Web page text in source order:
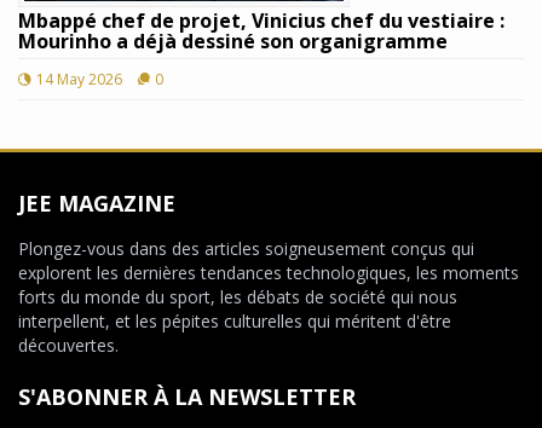
Mbappé chef de projet, Vinicius chef du vestiaire :
Mourinho a déjà dessiné son organigramme
14 May 2026 0
JEE MAGAZINE
Plongez-vous dans des articles soigneusement conçus qui
explorent les dernières tendances technologiques, les moments
forts du monde du sport, les débats de société qui nous
interpellent, et les pépites culturelles qui méritent d'être
découvertes.
S'ABONNER À LA NEWSLETTER